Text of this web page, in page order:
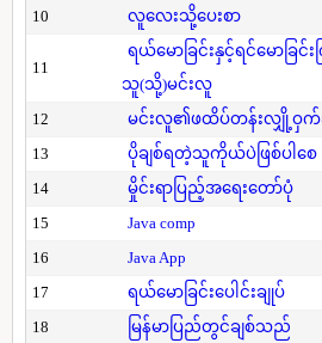
10
လူလေးသို့ပေးစာ
11
ရယ်မောခြင်းနှင့်ရင်မောခြ
သူ(သို့)မင်းလူ
12 မင်းလူ၏ဖထိပ်တန်းလျှို့ဝှက်ခ
13
ပိုချစ်ရတဲ့သူကိုယ်ပဲဖြစ်ပါစေ
14
မှိုင်းရာပြည့်အရေးတော်ပုံ
15
Java comp
16
Java App
17
ရယ်မောခြင်းပေါင်းချုပ်
18
မြန်မာပြည်တွင်ချစ်သည်